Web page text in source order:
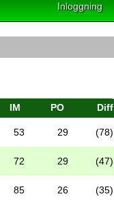
Inloggning
IM PO Diff
53 29 (78)
72 29 (47)
85 26 (35)